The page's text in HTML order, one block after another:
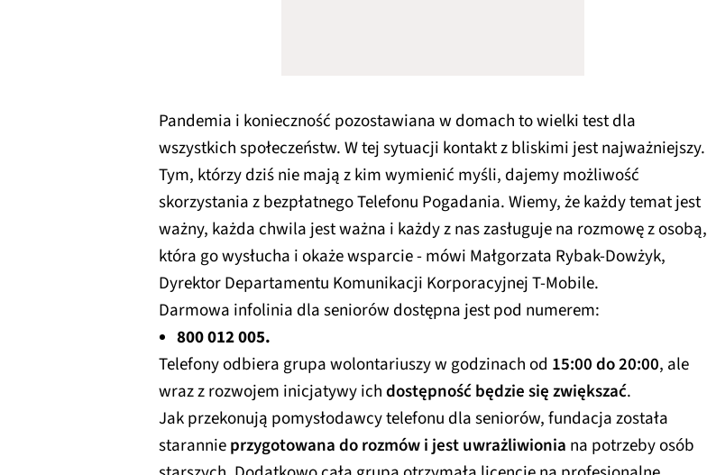
Pandemia i konieczność pozostawiana w domach to wielki test dla
wszystkich społeczeństw. W tej sytuacji kontakt z bliskimi jest najważniejszy.
Tym, którzy dziś nie mają z kim wymienić myśli, dajemy możliwość
skorzystania z bezpłatnego Telefonu Pogadania. Wiemy, że każdy temat jest
ważny, każda chwila jest ważna i każdy z nas zasługuje na rozmowę z osobą,
która go wysłucha i okaże wsparcie - mówi Małgorzata Rybak-Dowżyk,
Dyrektor Departamentu Komunikacji Korporacyjnej T‑Mobile.
Darmowa infolinia dla seniorów dostępna jest pod numerem:
800 012 005.
Telefony odbiera grupa wolontariuszy w godzinach od 15:00 do 20:00, ale
wraz z rozwojem inicjatywy ichdostępność będzie się zwiększać.
Jak przekonują pomysłodawcy telefonu dla seniorów, fundacja została
starannieprzygotowana do rozmów i jest uwrażliwionia na potrzeby osób